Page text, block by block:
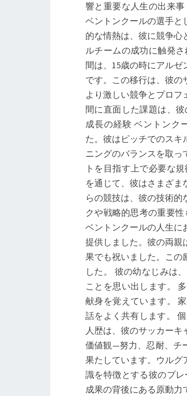
響と重要な人生の出来
ベントンクールの選手と
的な情熱は、彼に競争
ルチームの成功に触発
間は、15歳の時にアル
です。この移行は、彼の
より激しい競争とプロ
間に直面した課題は、
成長の経験 ベントンク
た。彼はピッチでのス
ニングのバランスを取
トを目指す上で必要な
を通じて、彼はさまざ
らの競技は、彼の技術
クや戦略的思考の重要
ベントンクールの人生に
提供しました。彼の両親
果でも祝いました。この
した。 彼の幼なじみは
ことを思い出します。
献身を覚えています。
話をよく共有します。
人歴は、彼のサッカー
価値観—努力、忍耐、チ
果たしています。ウルグ
識を特徴とする彼のプ
成果の背後にある原動